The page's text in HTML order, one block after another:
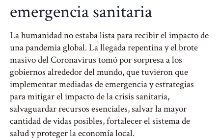
emergencia sanitaria
La humanidad no estaba lista para recibir el impacto de
una pandemia global. La llegada repentina y el brote
masivo del Coronavirus tomó por sorpresa a los
gobiernos alrededor del mundo, que tuvieron que
implementar mediadas de emergencia y estrategias
para mitigar el impacto de la crisis sanitaria,
salvaguardar recursos esenciales, salvar la mayor
cantidad de vidas posibles, fortalecer el sistema de
salud y proteger la economía local.